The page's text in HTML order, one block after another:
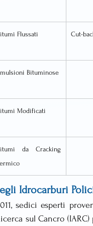
Flussati Cut-
Bituminose
Modificati
da Cracking
Idrocarburi
sedici esperti
sul Cancro